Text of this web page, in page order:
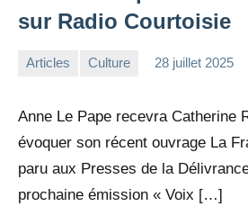
sur Radio Courtoisie
Articles Culture 28 juillet 2025
Anne Le Pape recevra Catherine
évoquer son récent ouvrage La
paru aux Presses de la
prochaine émission « Voix […]